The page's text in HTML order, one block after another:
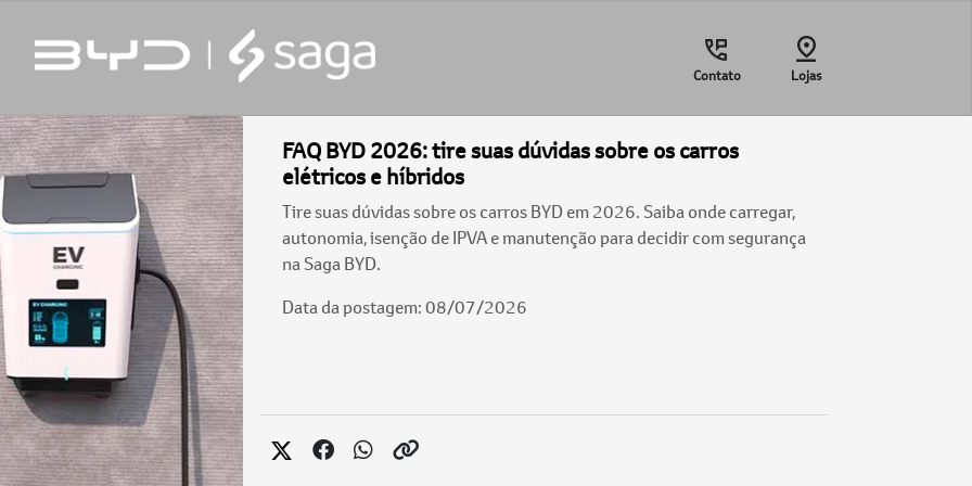
Contato Lojas
FAQ BYD 2026: tire suas dúvidas sobre os carros
elétricos e híbridos
Tire suas dúvidas sobre os carros BYD em 2026. Saiba onde carregar,
autonomia, isenção de IPVA e manutenção para decidir com segurança
na Saga BYD.
Data da postagem: 08/07/2026